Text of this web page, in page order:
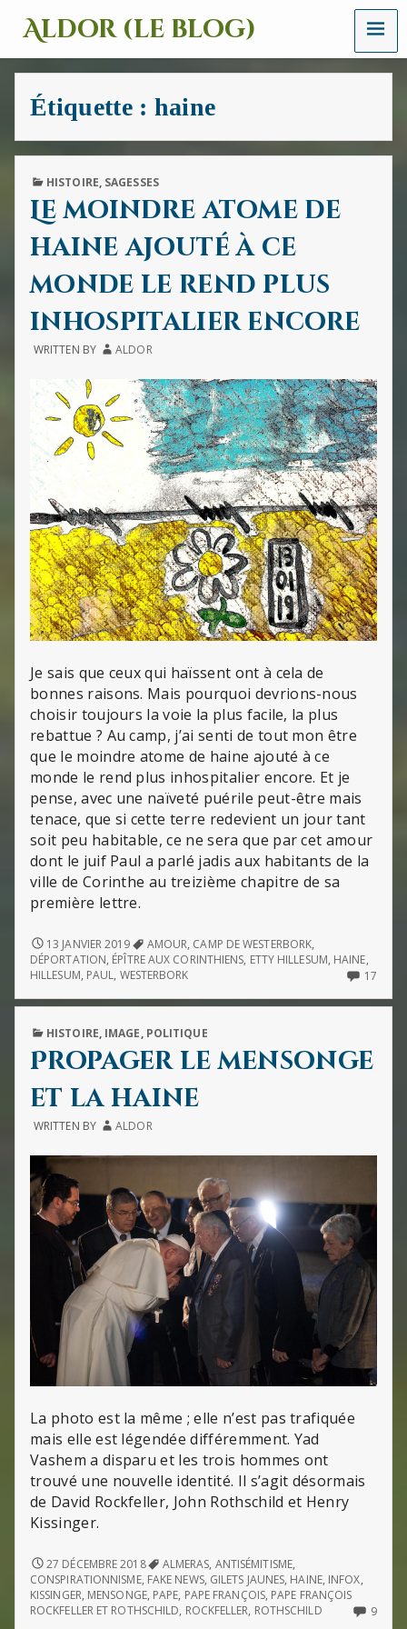
Aldor (le blog)
Un
site
avec
des
des
images
et
sons
MENU
Étiquette : haine
PUBLISHED
HISTOIRE, SAGESSES
Le moindre atome de
haine ajouté à ce
monde le rend plus
inhospitalier encore
WRITTEN BY ALDOR
Je sais que ceux qui haïssent ont à cela de
bonnes raisons. Mais pourquoi devrions-nous
choisir toujours la voie la plus facile, la plus
rebattue ? Au camp, j’ai senti de tout mon être
que le moindre atome de haine ajouté à ce
monde le rend plus inhospitalier encore. Et je
pense, avec une naïveté puérile peut-être mais
tenace, que si cette terre redevient un jour tant
soit peu habitable, ce ne sera que par cet amour
dont le juif Paul a parlé jadis aux habitants de la
ville de Corinthe au treizième chapitre de sa
première lettre.
LE
MOINDRE
ATOME
HAINE
À
CE
MONDE
REND
INHOSPITALIER
13 JANVIER 2019 AMOUR, CAMP DE WESTERBORK,
DÉPORTATION, ÉPÎTRE AUX CORINTHIENS, ETTY HILLESUM, HAINE,
HILLESUM, PAUL, WESTERBORK 17
ON
LE
PUBLISHED
HISTOIRE, IMAGE, POLITIQUE
Propager le mensonge
et la haine
WRITTEN BY ALDOR
La photo est la même ; elle n’est pas trafiquée
mais elle est légendée différemment. Yad
Vashem a disparu et les trois hommes ont
trouvé une nouvelle identité. Il s’agit désormais
de David Rockfeller, John Rothschild et Henry
Kissinger.
PROPAGER
LE
MENSONGE
ET
27 DÉCEMBRE 2018 ALMERAS, ANTISÉMITISME,
CONSPIRATIONNISME, FAKE NEWS, GILETS JAUNES, HAINE, INFOX,
KISSINGER, MENSONGE, PAPE, PAPE FRANÇOIS, PAPE FRANÇOIS
ROCKFELLER ET ROTHSCHILD, ROCKFELLER, ROTHSCHILD 99